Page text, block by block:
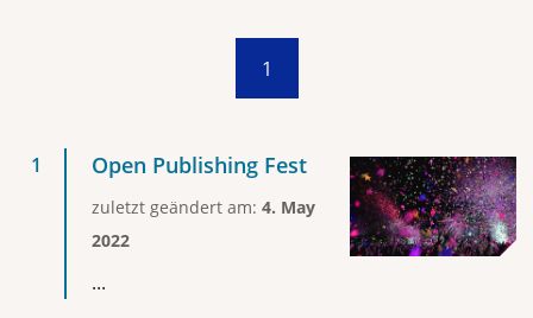
1
Open Publishing Fest
zuletzt geändert am: 4. May
2022
...